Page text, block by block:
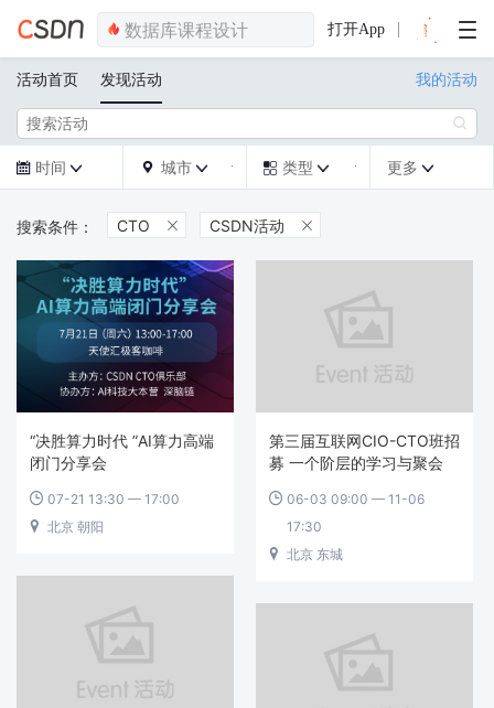
打开App
活动首页 发现活动 我的活动

 时间   城市   类型  更多 
CTO  CSDN活动 
“决胜算力时代 ”AI算力高端
闭门分享会
 07-21 13:30 — 17:00
 北京 朝阳
第三届互联网CIO-CTO班招
募 一个阶层的学习与聚会
 06-03 09:00 — 11-06
17:30
 北京 东城